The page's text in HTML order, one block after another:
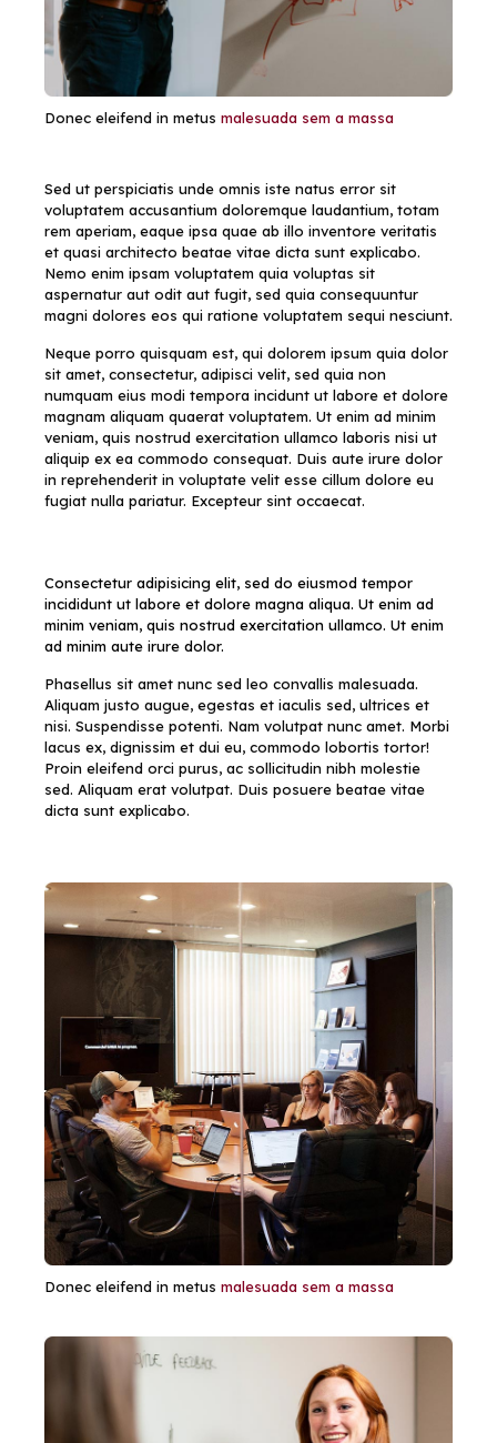
Donec eleifend in metus malesuada sem a massa
Sed ut perspiciatis unde omnis iste natus error sit
voluptatem accusantium doloremque laudantium, totam
rem aperiam, eaque ipsa quae ab illo inventore veritatis
et quasi architecto beatae vitae dicta sunt explicabo.
Nemo enim ipsam voluptatem quia voluptas sit
aspernatur aut odit aut fugit, sed quia consequuntur
magni dolores eos qui ratione voluptatem sequi nesciunt.
Neque porro quisquam est, qui dolorem ipsum quia dolor
sit amet, consectetur, adipisci velit, sed quia non
numquam eius modi tempora incidunt ut labore et dolore
magnam aliquam quaerat voluptatem. Ut enim ad minim
veniam, quis nostrud exercitation ullamco laboris nisi ut
aliquip ex ea commodo consequat. Duis aute irure dolor
in reprehenderit in voluptate velit esse cillum dolore eu
fugiat nulla pariatur. Excepteur sint occaecat.
Consectetur adipisicing elit, sed do eiusmod tempor
incididunt ut labore et dolore magna aliqua. Ut enim ad
minim veniam, quis nostrud exercitation ullamco. Ut enim
ad minim aute irure dolor.
Phasellus sit amet nunc sed leo convallis malesuada.
Aliquam justo augue, egestas et iaculis sed, ultrices et
nisi. Suspendisse potenti. Nam volutpat nunc amet. Morbi
lacus ex, dignissim et dui eu, commodo lobortis tortor!
Proin eleifend orci purus, ac sollicitudin nibh molestie
sed. Aliquam erat volutpat. Duis posuere beatae vitae
dicta sunt explicabo.
Donec eleifend in metus malesuada sem a massa